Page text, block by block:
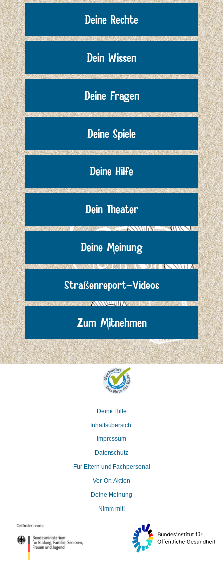
Deine Rechte
Dein Wissen
Deine Fragen
Deine Spiele
Deine Hilfe
Dein Theater
Deine Meinung
Straßenreport-Videos
Zum Mitnehmen
Deine Hilfe
Inhaltsübersicht
Impressum
Datenschutz
Für Eltern und Fachpersonal
Vor-Ort-Aktion
Deine Meinung
Nimm mit!